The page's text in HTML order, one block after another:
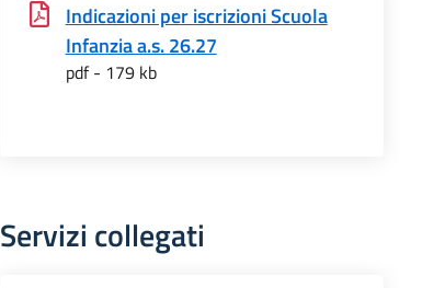
Indicazioni per iscrizioni Scuola
Infanzia a.s. 26.27
pdf - 179 kb
Servizi collegati